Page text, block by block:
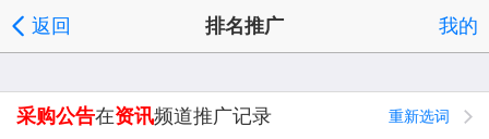
返回 排名推广 我的
重新选词
采购公告在资讯频道推广记录